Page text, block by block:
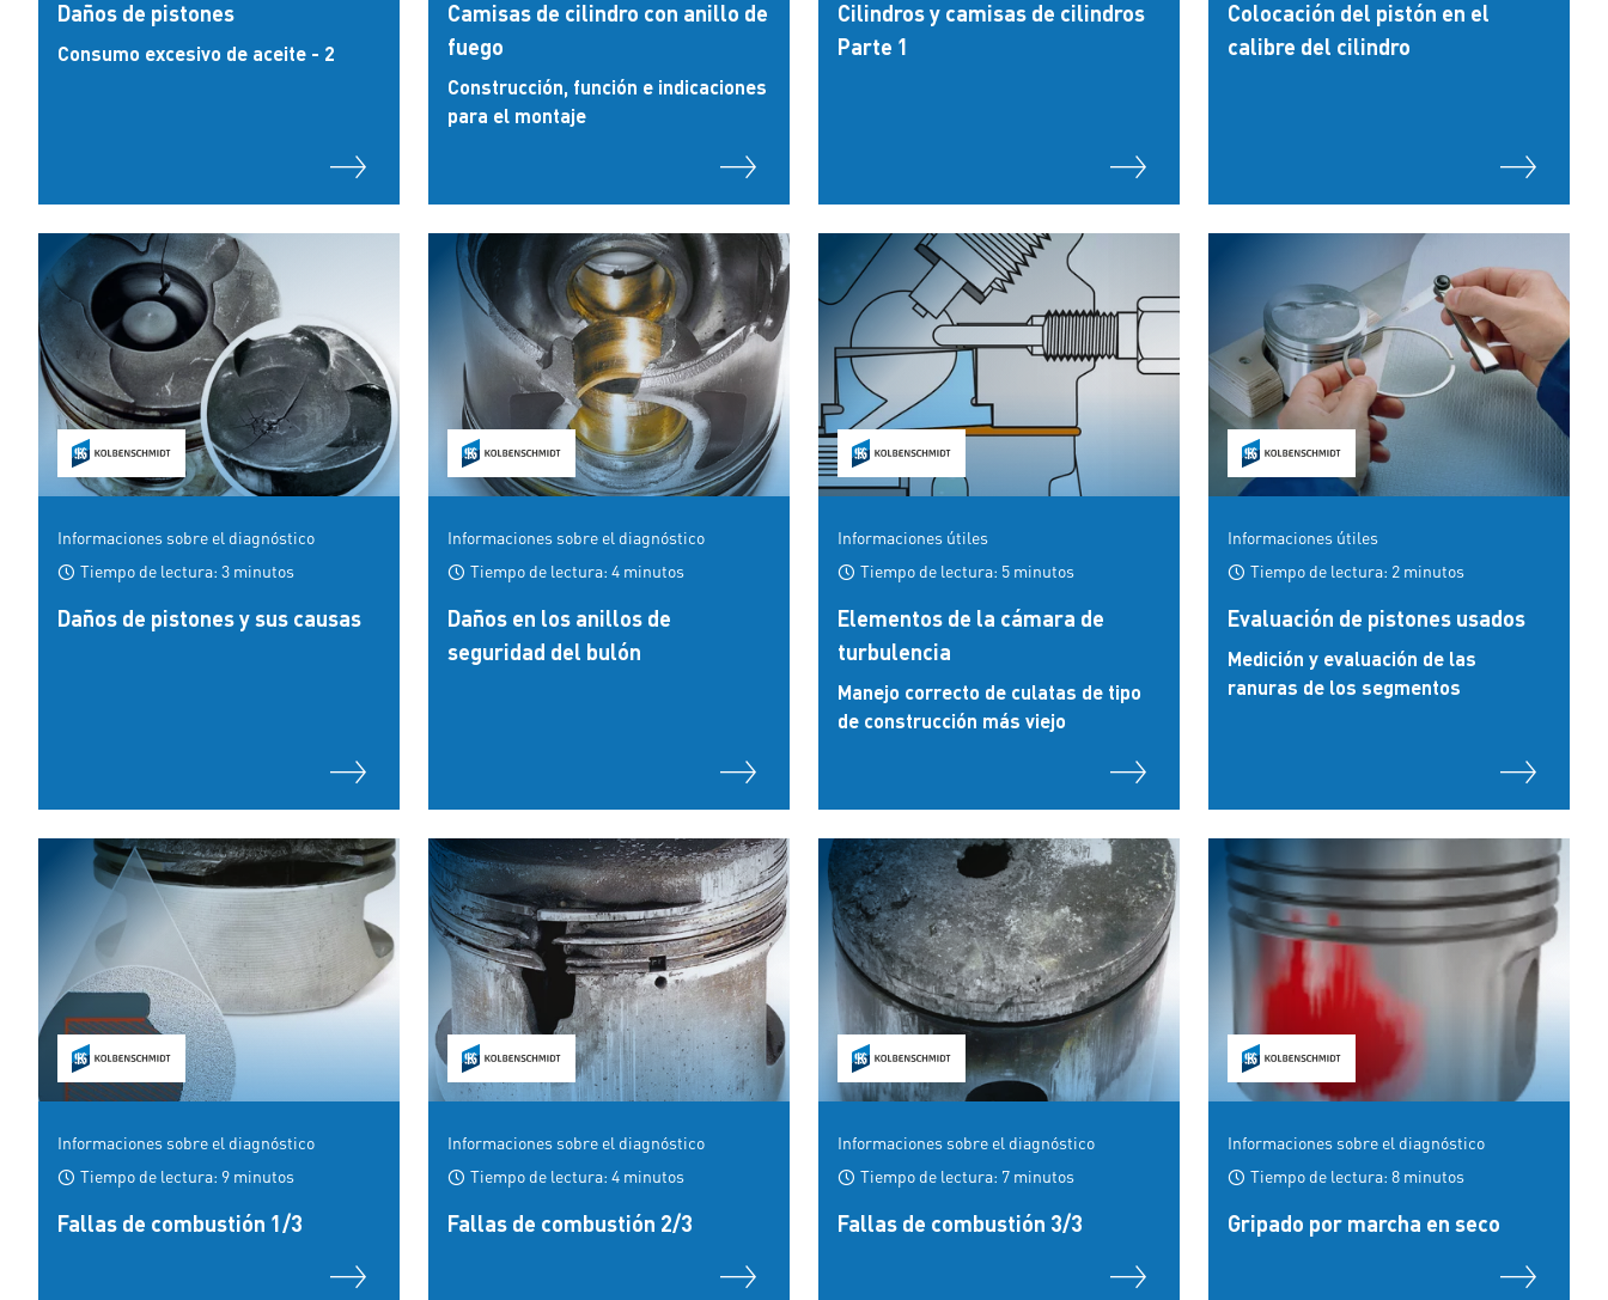
Daños de pistones
Consumo excesivo de aceite - 2
Camisas de cilindro con anillo de
fuego
Construcción, función e indicaciones
para el montaje
Cilindros y camisas de cilindros
Parte 1
Colocación del pistón en el
calibre del cilindro
Informaciones sobre el diagnóstico
Tiempo de lectura: 3 minutos
Daños de pistones y sus causas
Informaciones sobre el diagnóstico
Tiempo de lectura: 4 minutos
Daños en los anillos de
seguridad del bulón
Informaciones útiles
Tiempo de lectura: 5 minutos
Elementos de la cámara de
turbulencia
Manejo correcto de culatas de tipo
de construcción más viejo
Informaciones útiles
Tiempo de lectura: 2 minutos
Evaluación de pistones usados
Medición y evaluación de las
ranuras de los segmentos
Informaciones sobre el diagnóstico
Tiempo de lectura: 9 minutos
Fallas de combustión 1/3
Informaciones sobre el diagnóstico
Tiempo de lectura: 4 minutos
Fallas de combustión 2/3
Informaciones sobre el diagnóstico
Tiempo de lectura: 7 minutos
Fallas de combustión 3/3
Informaciones sobre el diagnóstico
Tiempo de lectura: 8 minutos
Gripado por marcha en seco